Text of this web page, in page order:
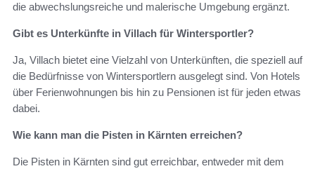
die abwechslungsreiche und malerische Umgebung ergänzt.
Gibt es Unterkünfte in Villach für Wintersportler?
Ja, Villach bietet eine Vielzahl von Unterkünften, die speziell auf
die Bedürfnisse von Wintersportlern ausgelegt sind. Von Hotels
über Ferienwohnungen bis hin zu Pensionen ist für jeden etwas
dabei.
Wie kann man die Pisten in Kärnten erreichen?
Die Pisten in Kärnten sind gut erreichbar, entweder mit dem